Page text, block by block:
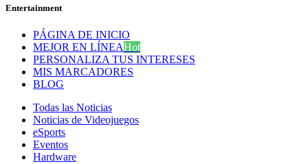
Entertainment
PÁGINA DE INICIO
MEJOR EN LÍNEAHot
PERSONALIZA TUS INTERESES
MIS MARCADORES
BLOG
Todas las Noticias
Noticias de Videojuegos
eSports
Eventos
Hardware